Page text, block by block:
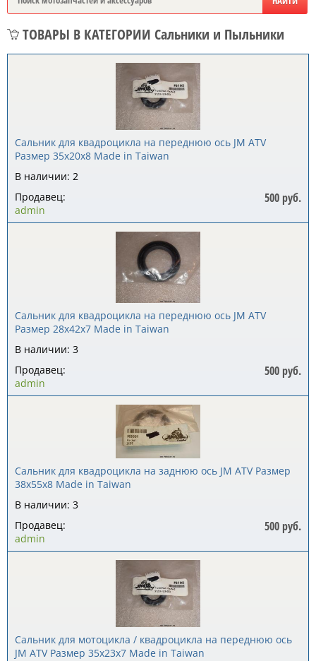
ТОВАРЫ В КАТЕГОРИИ Сальники и Пыльники
Сальник для квадроцикла на переднюю ось JM ATV
Размер 35x20x8 Made in Taiwan
В наличии: 2
500 руб.
Продавец:
admin
Сальник для квадроцикла на переднюю ось JM ATV
Размер 28x42x7 Made in Taiwan
В наличии: 3
500 руб.
Продавец:
admin
Сальник для квадроцикла на заднюю ось JM ATV Размер
38x55x8 Made in Taiwan
В наличии: 3
500 руб.
Продавец:
admin
Сальник для мотоцикла / квадроцикла на переднюю ось
JM ATV Размер 35x23x7 Made in Taiwan